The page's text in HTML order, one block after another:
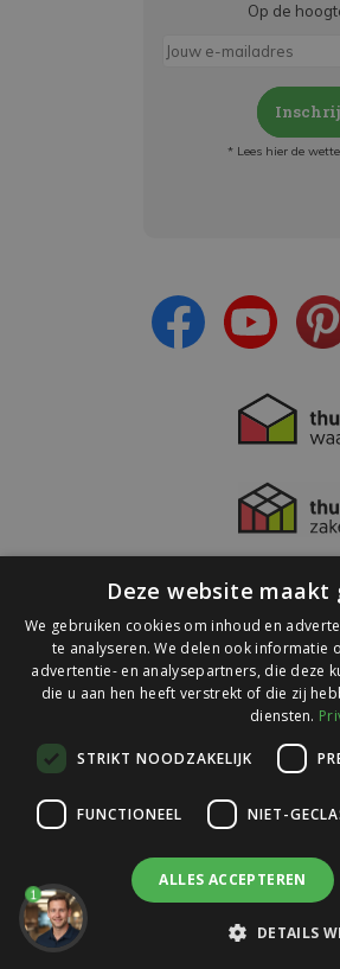
Op de
* Lees hier de
© 2026
op
Webwinkelkeur
1
Deze website maakt
We gebruiken cookies om inhoud en
te analyseren. We delen ook informatie
advertentie- en analysepartners, die deze
die u aan hen heeft verstrekt of die zij
diensten.
STRIKT NOODZAKELIJK
FUNCTIONEEL NIET-
ALLES ACCEPTEREN
DETAILS